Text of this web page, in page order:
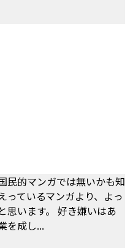
民的マンガでは無いかも知
っているマンガより、よっ
思います。 好き嫌いはあ
を成し...